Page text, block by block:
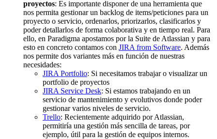
proyectos: Es importante disponer de una herramienta que
nos permita gestionar un backlog de items/peticiones para un
proyecto o servicio, ordenarlos, priorizarlos, clasificarlos y
poder detallarlos de forma colaborativa y en tiempo real. Para
ello, en Paradigma apostamos por la Suite de Atlassian y para
esto en concreto contamos con JIRA from Software. Además
nos permite dos variantes más en función de nuestras
necesidades:
JIRA Portfolio: Si necesitamos trabajar o visualizar un
portfolio de proyectos
JIRA Service Desk: Si estamos trabajando en un
servicio de mantenimiento y evolutivos donde poder
gestionar varios niveles de servicio.
Trello: Recientemente adquirido por Atlassian,
permitiría una gestión más sencilla de tareas, por
ejemplo, útil para la gestión de equipos internos.